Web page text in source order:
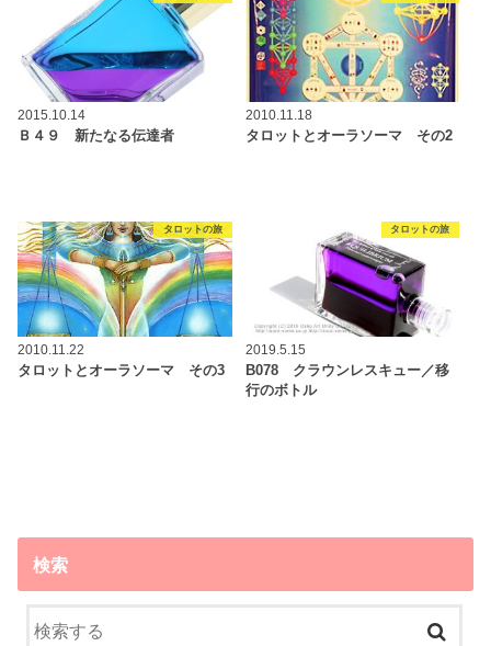
2015.10.14
Ｂ４９ 新たなる伝達者
2010.11.18
タロットとオーラソーマ その2
タロットの旅
2010.11.22
タロットとオーラソーマ その3
タロットの旅
2019.5.15
B078 クラウンレスキュー／移
行のボトル
検索